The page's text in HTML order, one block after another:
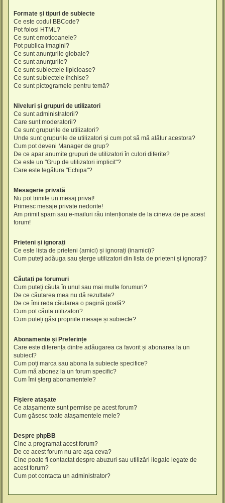
Formate și tipuri de subiecte
Ce este codul BBCode?
Pot folosi HTML?
Ce sunt emoticoanele?
Pot publica imagini?
Ce sunt anunţurile globale?
Ce sunt anunţurile?
Ce sunt subiectele lipicioase?
Ce sunt subiectele închise?
Ce sunt pictogramele pentru temă?
Niveluri și grupuri de utilizatori
Ce sunt administratorii?
Care sunt moderatorii?
Ce sunt grupurile de utilizatori?
Unde sunt grupurile de utilizatori și cum pot să mă alătur acestora?
Cum pot deveni Manager de grup?
De ce apar anumite grupuri de utilizatori în culori diferite?
Ce este un "Grup de utilizatori implicit"?
Care este legătura "Echipa"?
Mesagerie privată
Nu pot trimite un mesaj privat!
Primesc mesaje private nedorite!
Am primit spam sau e-mailuri rău intenționate de la cineva de pe acest
forum!
Prieteni și ignorați
Ce este lista de prieteni (amici) și ignorați (inamici)?
Cum puteți adăuga sau șterge utilizatori din lista de prieteni și ignorați?
Căutați pe forumuri
Cum puteți căuta în unul sau mai multe forumuri?
De ce căutarea mea nu dă rezultate?
De ce îmi reda căutarea o pagină goală?
Cum pot căuta utilizatori?
Cum puteți găsi propriile mesaje și subiecte?
Abonamente și Preferințe
Care este diferența dintre adăugarea ca favorit și abonarea la un
subiect?
Cum poți marca sau abona la subiecte specifice?
Cum mă abonez la un forum specific?
Cum îmi șterg abonamentele?
Fișiere atașate
Ce atașamente sunt permise pe acest forum?
Cum găsesc toate atașamentele mele?
Despre phpBB
Cine a programat acest forum?
De ce acest forum nu are așa ceva?
Cine poate fi contactat despre abuzuri sau utilizări ilegale legate de
acest forum?
Cum pot contacta un administrator?